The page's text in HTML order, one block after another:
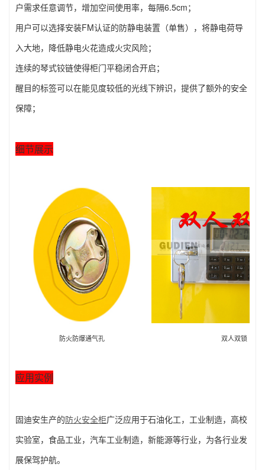
户需求任意调节，增加空间使用率，每隔6.5cm；
用户可以选择安装FM认证的防静电装置（单售），将静电荷导
入大地，降低静电火花造成火灾风险；
连续的琴式铰链使得柜门平稳闭合开启；
醒目的标签可以在能见度较低的光线下辨识，提供了额外的安全
保障；
细节展示
防火防爆通气孔 双人双锁
应用实例
固迪安生产的防火安全柜广泛应用于石油化工，工业制造，高校
实验室，食品工业，汽车工业制造，新能源等行业，为各行业发
展保驾护航。